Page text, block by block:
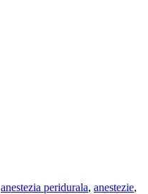
anestezia peridurala, anestezie,